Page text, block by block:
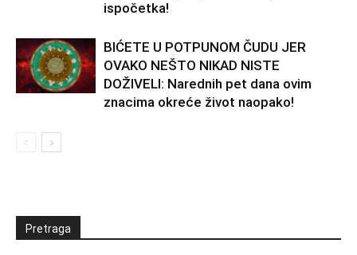
ispočetka!
BIĆETE U POTPUNOM ČUDU JER
OVAKO NEŠTO NIKAD NISTE
DOŽIVELI: Narednih pet dana ovim
znacima okreće život naopako!
Pretraga